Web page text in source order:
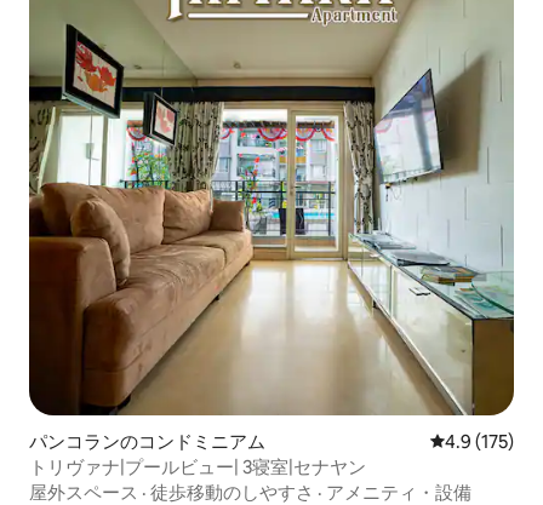
パンコランのコンドミニアム レビュー175
4.9 (175)
トリヴァナ|プールビュー| 3寝室|セナヤン
屋外スペース · 徒歩移動のしやすさ · アメニティ・設備